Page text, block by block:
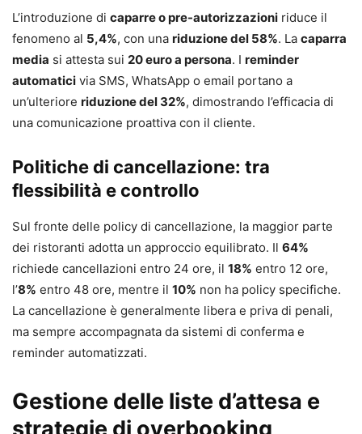
L’introduzione di caparre o pre-autorizzazioni riduce il
fenomeno al 5,4%, con una riduzione del 58%. La caparra
media si attesta sui 20 euro a persona. I reminder
automatici via SMS, WhatsApp o email portano a
un’ulteriore riduzione del 32%, dimostrando l’efficacia di
una comunicazione proattiva con il cliente.
Politiche di cancellazione: tra
flessibilità e controllo
Sul fronte delle policy di cancellazione, la maggior parte
dei ristoranti adotta un approccio equilibrato. Il 64%
richiede cancellazioni entro 24 ore, il 18% entro 12 ore,
l’8% entro 48 ore, mentre il 10% non ha policy specifiche.
La cancellazione è generalmente libera e priva di penali,
ma sempre accompagnata da sistemi di conferma e
reminder automatizzati.
Gestione delle liste d’attesa e